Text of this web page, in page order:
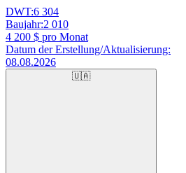
DWT:6 304
Baujahr:2 010
4 200 $ pro Monat
Datum der Erstellung/Aktualisierung:
08.08.2026
🇺🇦